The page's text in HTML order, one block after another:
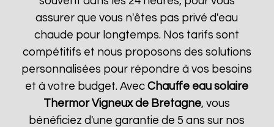
assurer que vous n'êtes pas privé d'eau
chaude pour longtemps. Nos tarifs sont
compétitifs et nous proposons des solutions
personnalisées pour répondre à vos besoins
et à votre budget. AvecChauffe eau solaire
Thermor Vigneux de Bretagne, vous
bénéficiez d'une garantie de 5 ans sur nos